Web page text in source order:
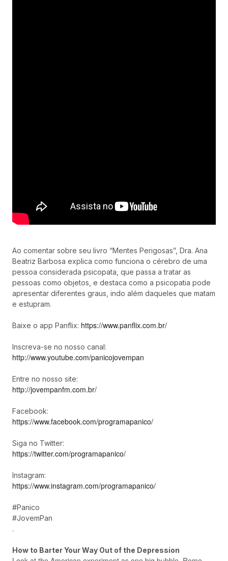
Ao comentar sobre seu livro “Mentes Perigosas”, Dra. Ana
Beatriz Barbosa explica como funciona o cérebro de uma
pessoa considerada psicopata, que passa a tratar as
pessoas como objetos, e destaca como a psicopatia pode
apresentar diferentes graus, indo além daqueles que matam
e estupram.
Baixe o app Panflix: https://www.panflix.com.br/
Inscreva-se no nosso canal:
http://www.youtube.com/panicojovempan
Entre no nosso site:
http://jovempanfm.com.br/
Facebook:
https://www.facebook.com/programapanico/
Siga no Twitter:
https://twitter.com/programapanico/
Instagram:
https://www.instagram.com/programapanico/
#Panico
#JovemPan
.
How to Barter Your Way Out of the Depression